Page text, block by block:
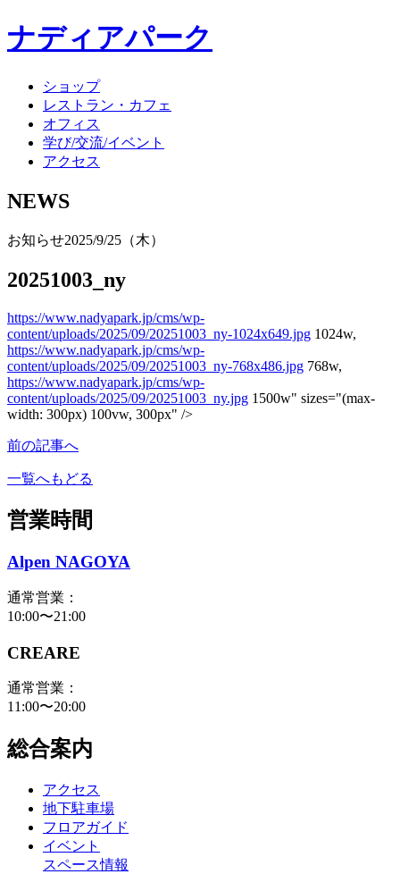
ナディアパーク
ショップ
レストラン・カフェ
オフィス
学び/交流/イベント
アクセス
NEWS
お知らせ2025/9/25（木）
20251003_ny
https://www.nadyapark.jp/cms/wp-
content/uploads/2025/09/20251003_ny-1024x649.jpg 1024w,
https://www.nadyapark.jp/cms/wp-
content/uploads/2025/09/20251003_ny-768x486.jpg 768w,
https://www.nadyapark.jp/cms/wp-
content/uploads/2025/09/20251003_ny.jpg 1500w" sizes="(max-
width: 300px) 100vw, 300px" />
前の記事へ
一覧へもどる
営業時間
Alpen NAGOYA
通常営業：
10:00〜21:00
CREARE
通常営業：
11:00〜20:00
総合案内
アクセス
地下駐車場
フロアガイド
イベント
スペース情報